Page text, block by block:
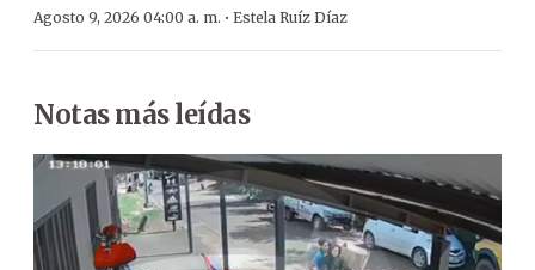
Agosto 9, 2026 04:00 a. m. · Estela Ruíz Díaz
Notas más leídas